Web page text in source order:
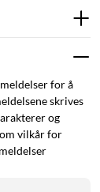
for å
skrives
og
vilkår for